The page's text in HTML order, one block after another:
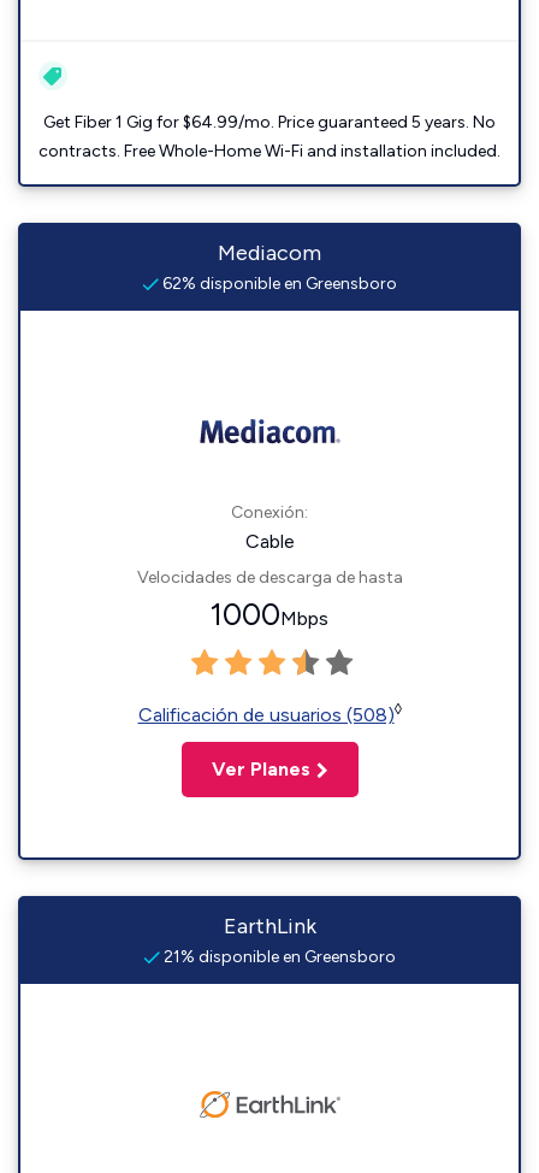
Get Fiber 1 Gig for $64.99/mo. Price guaranteed 5 years. No
contracts. Free Whole-Home Wi-Fi and installation included.
Mediacom
62% disponible en Greensboro
Conexión:
Cable
Velocidades de descarga de hasta
1000Mbps
Calificación de usuarios (508)◊
Ver Planes
EarthLink
21% disponible en Greensboro